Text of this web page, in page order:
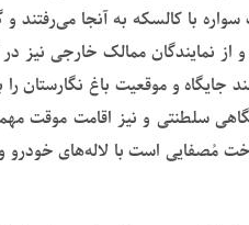
با کالسکه به آنجا می‌رفتند
از نمایندگان ممالک خارجی نیز
جایگاه و موقعیت باغ نگارستان
سلطنتی و نیز اقامت موقت
مُصفایی است با لاله‌های خودرو